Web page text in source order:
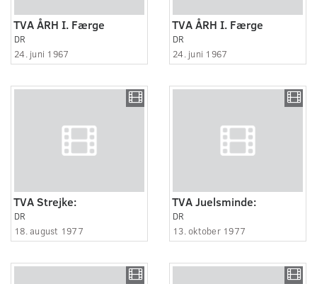
TVA ÅRH I. Færge
DR
24. juni 1967
TVA ÅRH I. Færge
DR
24. juni 1967
TVA Strejke:
DR
18. august 1977
TVA Juelsminde:
DR
13. oktober 1977